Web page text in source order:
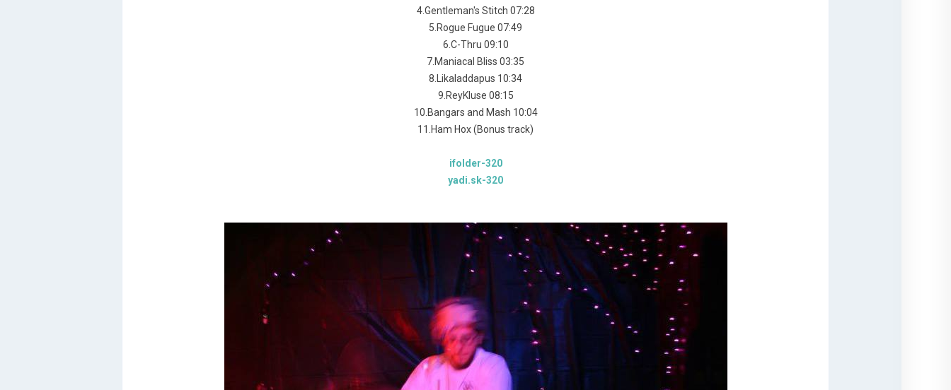
4.Gentleman's Stitch 07:28
5.Rogue Fugue 07:49
6.C-Thru 09:10
7.Maniacal Bliss 03:35
8.Likaladdapus 10:34
9.ReyKluse 08:15
10.Bangars and Mash 10:04
11.Ham Hox (Bonus track)
ifolder-320
yadi.sk-320